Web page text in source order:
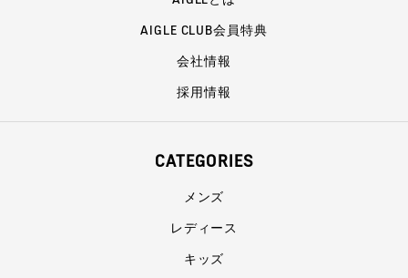
AIGLE CLUB会員特典
会社情報
採用情報
CATEGORIES
メンズ
レディース
キッズ